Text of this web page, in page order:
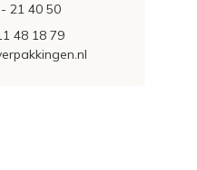
21 40 50
48 18 79